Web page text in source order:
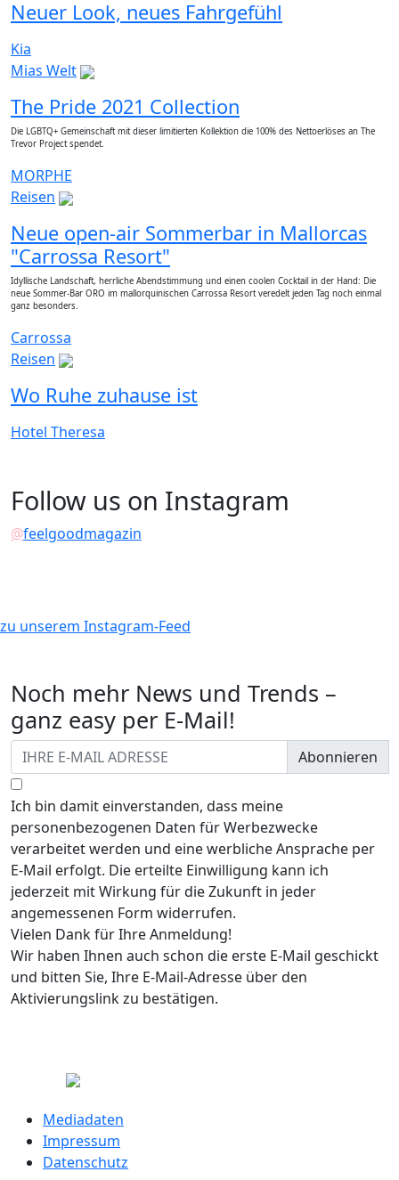
Neuer Look, neues Fahrgefühl
Kia
Mias Welt
The Pride 2021 Collection
Die LGBTQ+ Gemeinschaft mit dieser limitierten Kollektion die 100% des Nettoerlöses an The
Trevor Project spendet.
MORPHE
Reisen
Neue open-air Sommerbar in Mallorcas
"Carrossa Resort"
Idyllische Landschaft, herrliche Abendstimmung und einen coolen Cocktail in der Hand: Die
neue Sommer-Bar ORO im mallorquinischen Carrossa Resort veredelt jeden Tag noch einmal
ganz besonders.
Carrossa
Reisen
Wo Ruhe zuhause ist
Hotel Theresa
Follow us on Instagram
@feelgoodmagazin
zu unserem Instagram-Feed
Noch mehr News und Trends –
ganz easy per E-Mail!
Abonnieren
Ich bin damit einverstanden, dass meine
personenbezogenen Daten für Werbezwecke
verarbeitet werden und eine werbliche Ansprache per
E-Mail erfolgt. Die erteilte Einwilligung kann ich
jederzeit mit Wirkung für die Zukunft in jeder
angemessenen Form widerrufen.
Vielen Dank für Ihre Anmeldung!
Wir haben Ihnen auch schon die erste E-Mail geschickt
und bitten Sie, Ihre E-Mail-Adresse über den
Aktivierungslink zu bestätigen.
Mediadaten
Impressum
Datenschutz